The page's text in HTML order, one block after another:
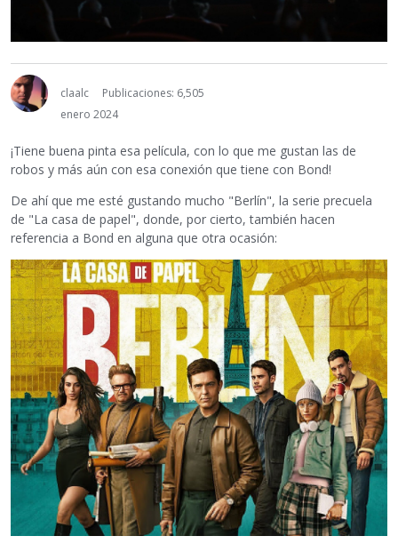
claalc
Publicaciones: 6,505
enero 2024
¡Tiene buena pinta esa película, con lo que me gustan las de
robos y más aún con esa conexión que tiene con Bond!
De ahí que me esté gustando mucho "Berlín", la serie precuela
de "La casa de papel", donde, por cierto, también hacen
referencia a Bond en alguna que otra ocasión: